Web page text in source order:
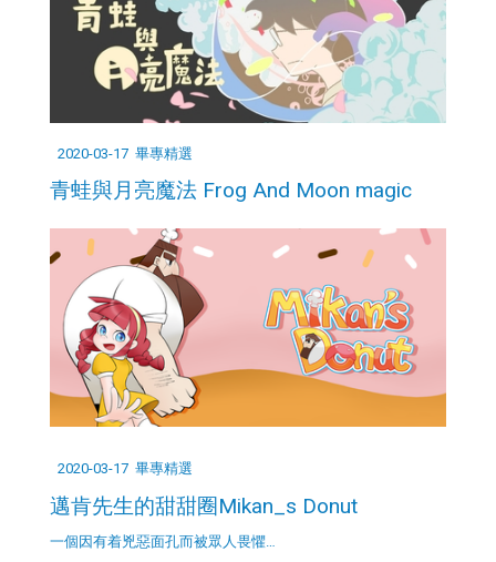
2020-03-17 畢專精選
青蛙與月亮魔法 Frog And Moon magic
2020-03-17 畢專精選
邁肯先生的甜甜圈Mikan_s Donut
一個因有着兇惡面孔而被眾人畏懼…